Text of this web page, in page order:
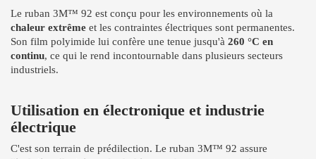
Le ruban 3M™ 92 est conçu pour les environnements où la
chaleur extrême et les contraintes électriques sont permanentes.
Son film polyimide lui confère une tenue jusqu'à 260 °C en
continu, ce qui le rend incontournable dans plusieurs secteurs
industriels.
Utilisation en électronique et industrie
électrique
C'est son terrain de prédilection. Le ruban 3M™ 92 assure